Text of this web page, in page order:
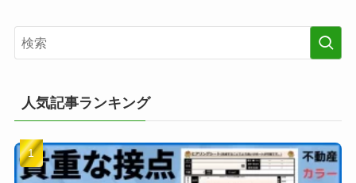
人気記事ランキング